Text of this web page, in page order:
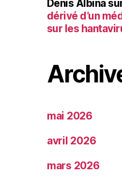
Denis Albina
dérivé d’un
sur les
mai 2026
avril 2026
mars 2026